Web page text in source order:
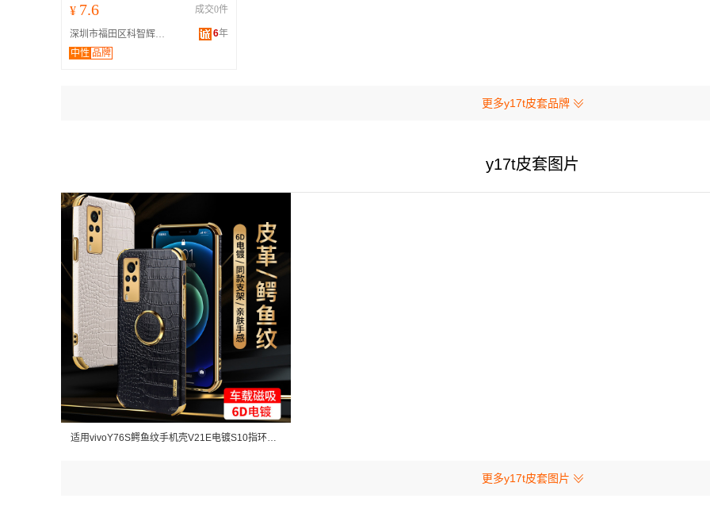
¥ 7.6 成交0件
深圳市福田区科智辉数码电子商行 6年
中性 品牌
更多y17t皮套品牌
y17t皮套图片
适用vivoY76S鳄鱼纹手机壳V21E电镀S10指环Y17T防摔X70保护套Y52S
更多y17t皮套图片